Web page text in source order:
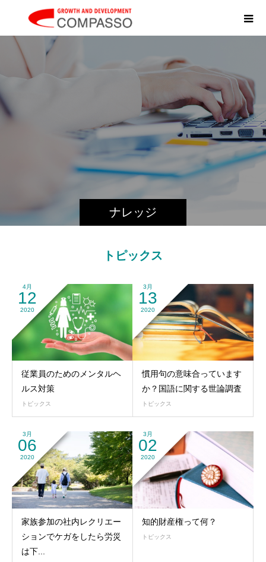
ナレッジ
K
トピックス
4月
12
2020
従業員のためのメンタルヘ
ルス対策
トピックス
3月
13
2020
慣用句の意味合っています
か？国語に関する世論調査
トピックス
3月
06
2020
家族参加の社内レクリエー
ションでケガをしたら労災
は下...
3月
02
2020
知的財産権って何？
トピックス